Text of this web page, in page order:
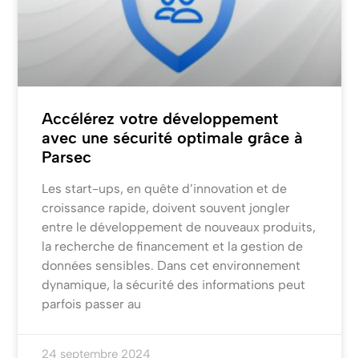
Accélérez votre développement
avec une sécurité optimale grâce à
Parsec
Les start-ups, en quête d’innovation et de
croissance rapide, doivent souvent jongler
entre le développement de nouveaux produits,
la recherche de financement et la gestion de
données sensibles. Dans cet environnement
dynamique, la sécurité des informations peut
parfois passer au
24 septembre 2024